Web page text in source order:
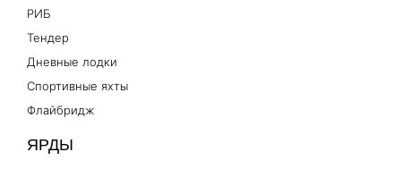
РИБ
Тендер
Дневные лодки
Спортивные яхты
Флайбридж
ЯРДЫ